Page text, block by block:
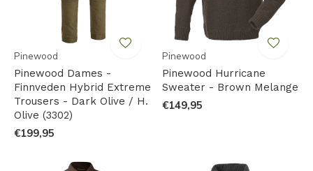
Pinewood
Pinewood Dames -
Finnveden Hybrid Extreme
Trousers - Dark Olive / H.
Olive (3302)
€199,95
Pinewood
Pinewood Hurricane
Sweater - Brown Melange
€149,95